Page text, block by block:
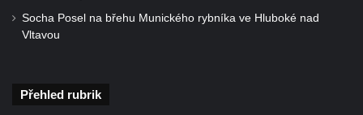
Pomník obětem 1. světové války v
kapli svaté Alžběty Durynské v Dolních
Socha Posel na břehu Munického rybníka ve Hluboké nad
Vltavou
Přehled rubrik